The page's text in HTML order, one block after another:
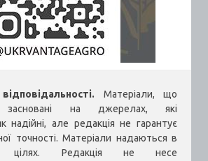
Матеріали, що
засновані на джерелах, які
надійні, але редакція не гарантує
точності. Матеріали надаються в
цілях. Редакція не несе